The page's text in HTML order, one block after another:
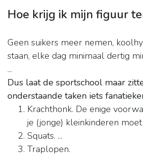
Hoe krijg ik mijn figuur
Geen suikers meer nemen,
staan, elke dag minimaal dertig
...
Dus laat de sportschool maar
onderstaande taken iets
Krachthonk. De enige
je (jonge) kleinkinderen moet
Squats. ...
Traplopen.